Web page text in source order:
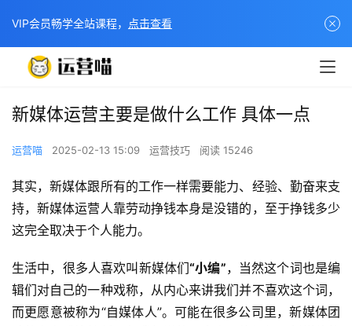
新媒体运营主要是做什么工作 具体一点
运营喵 2025-02-13 15:09 运营技巧 阅读 15246
其实，新媒体跟所有的工作一样需要能力、经验、勤奋来支
持，新媒体运营人靠劳动挣钱本身是没错的，至于挣钱多少
这完全取决于个人能力。
生活中，很多人喜欢叫新媒体们“小编”，当然这个词也是编
辑们对自己的一种戏称，从内心来讲我们并不喜欢这个词，
而更愿意被称为“自媒体人”。可能在很多公司里，新媒体团
VIP会员畅学全站课程， 点击查看